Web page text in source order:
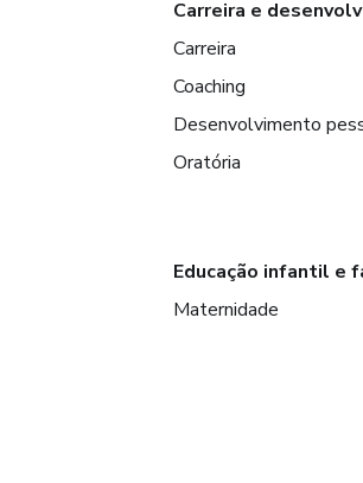
Carreira e
Carreira
Coaching
Desenvolvimento
Oratória
Educação infantil e
Maternidade